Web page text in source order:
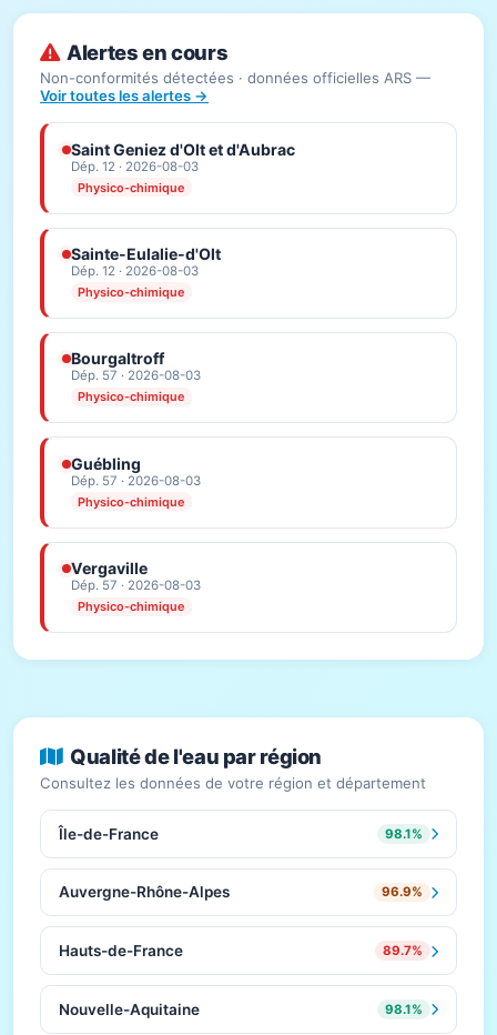
Alertes en cours
Non-conformités détectées · données officielles ARS —
Voir toutes les alertes →
Saint Geniez d'Olt et d'Aubrac
Dép. 12 · 2026-08-03
Physico-chimique
Sainte-Eulalie-d'Olt
Dép. 12 · 2026-08-03
Physico-chimique
Bourgaltroff
Dép. 57 · 2026-08-03
Physico-chimique
Guébling
Dép. 57 · 2026-08-03
Physico-chimique
Vergaville
Dép. 57 · 2026-08-03
Physico-chimique
Qualité de l'eau par région
Consultez les données de votre région et département
Île-de-France 98.1%
Auvergne-Rhône-Alpes 96.9%
Hauts-de-France 89.7%
Nouvelle-Aquitaine 98.1%